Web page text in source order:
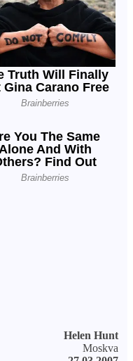
Helen Hunt
Moskva